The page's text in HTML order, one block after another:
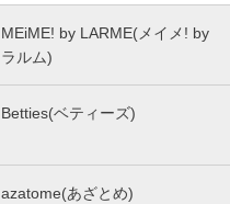
MEiME! by LARME(メイメ! by
ラルム)
Betties(ベティーズ)
azatome(あざとめ)